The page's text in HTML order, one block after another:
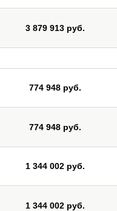
3 879 913 руб.
774 948 руб.
774 948 руб.
1 344 002 руб.
1 344 002 руб.